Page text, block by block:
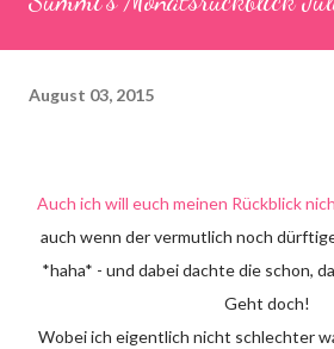
August 03, 2015
Auch ich will euch meinen Rückblick nicht länger vorenthalten,
auch wenn der vermutlich noch
*haha* - und dabei dachte die schon,
Geht doch!
Wobei ich eigentlich nicht schlechter